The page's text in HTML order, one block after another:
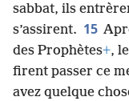
sabbat, ils
s’assirent. 15
des Prophètes+,
firent passer ce
avez quelque